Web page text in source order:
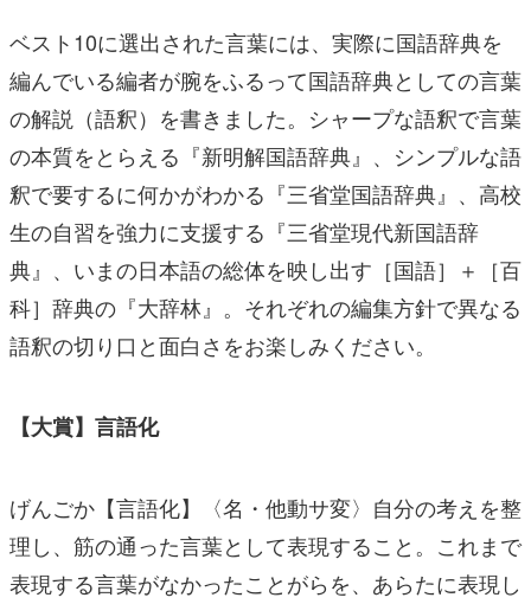
ベスト10に選出された言葉には、実際に国語辞典を
編んでいる編者が腕をふるって国語辞典としての言葉
の解説（語釈）を書きました。シャープな語釈で言葉
の本質をとらえる『新明解国語辞典』、シンプルな語
釈で要するに何かがわかる『三省堂国語辞典』、高校
生の自習を強力に支援する『三省堂現代新国語辞
典』、いまの日本語の総体を映し出す［国語］＋［百
科］辞典の『大辞林』。それぞれの編集方針で異なる
語釈の切り口と面白さをお楽しみください。
【大賞】言語化
げんごか【言語化】〈名・他動サ変〉自分の考えを整
理し、筋の通った言葉として表現すること。これまで
表現する言葉がなかったことがらを、あらたに表現し